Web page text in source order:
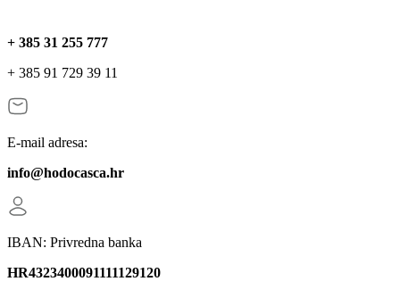
+ 385 31 255 777
+ 385 91 729 39 11
E-mail adresa:
info@hodocasca.hr
IBAN: Privredna banka
HR4323400091111129120